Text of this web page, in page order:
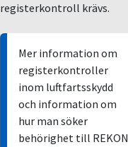
registerkontroll krävs.
Mer information om
registerkontroller
inom luftfartsskydd
och information om
hur man söker
behörighet till REKON